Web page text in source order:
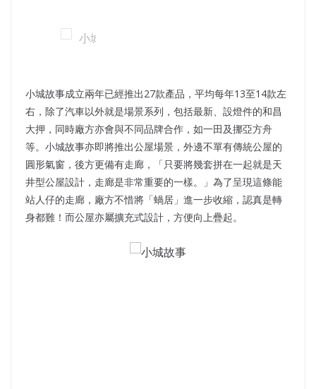
小城故事成立兩年已經推出27款產品，平均每年13至14款左
右，除了汽車以外就是場景系列，包括最新、設燈件的和昌
大押，同時廠方亦會與不同品牌合作，如一田及挪亞方舟
等。小城故事亦即將推出公屋場景，外邊不單有傳統公屋的
圓形氣窗，後方更備有走廊，「只要將幾套拼在一起就是天
井型公屋設計，走廊是非常重要的一樣。」為了呈現這條能
站人仔的走廊，廠方不惜將「蝸居」進一步收縮，認真是轉
身都難！而公屋亦屬擴充式設計，方便向上疊起。